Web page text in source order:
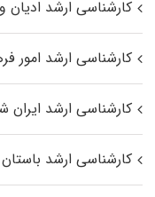
کارشناسی ارشد
کارشناسی ارشد امور
کارشناسی ارشد ایران
کارشناسی ارشد